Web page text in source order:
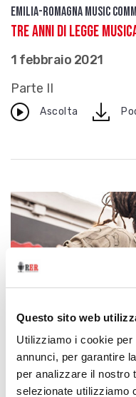
Questo sito web
Utilizziamo i cookie
annunci, per garantire
per analizzare il nostro
selezionate utilizziamo
Emilia-Romagna Music
Tre anni di Legge
1 febbraio 2021
Parte II
Ascolta
Emilia-Romagna Music